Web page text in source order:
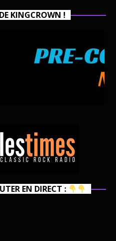
KINGCROWN !
EN DIRECT :